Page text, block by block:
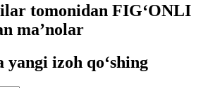
tomonidan FIG‘ONLI
ma’nolar
yangi izoh qo‘shing